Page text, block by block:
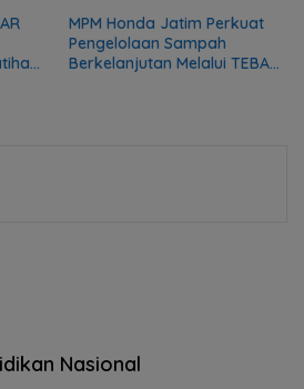
MPM Honda Jatim Perkuat
Pengelolaan Sampah
Berkelanjutan Melalui TEBA
Nasional